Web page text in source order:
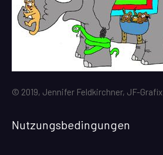
© 2019, Jennifer Feldkirchner, JF-Grafix
Nutzungsbedingungen